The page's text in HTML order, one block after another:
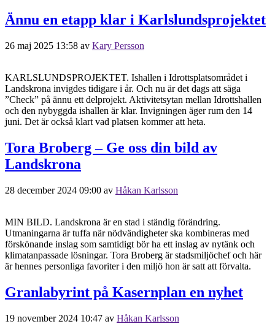
Ännu en etapp klar i Karlslundsprojektet
26 maj 2025 13:58 av Kary Persson
KARLSLUNDSPROJEKTET. Ishallen i Idrottsplatsområdet i
Landskrona invigdes tidigare i år. Och nu är det dags att säga
”Check” på ännu ett delprojekt. Aktivitetsytan mellan Idrottshallen
och den nybyggda ishallen är klar. Invigningen äger rum den 14
juni. Det är också klart vad platsen kommer att heta.
Tora Broberg – Ge oss din bild av
Landskrona
28 december 2024 09:00 av Håkan Karlsson
MIN BILD. Landskrona är en stad i ständig förändring.
Utmaningarna är tuffa när nödvändigheter ska kombineras med
förskönande inslag som samtidigt bör ha ett inslag av nytänk och
klimatanpassade lösningar. Tora Broberg är stadsmiljöchef och här
är hennes personliga favoriter i den miljö hon är satt att förvalta.
Granlabyrint på Kasernplan en nyhet
19 november 2024 10:47 av Håkan Karlsson